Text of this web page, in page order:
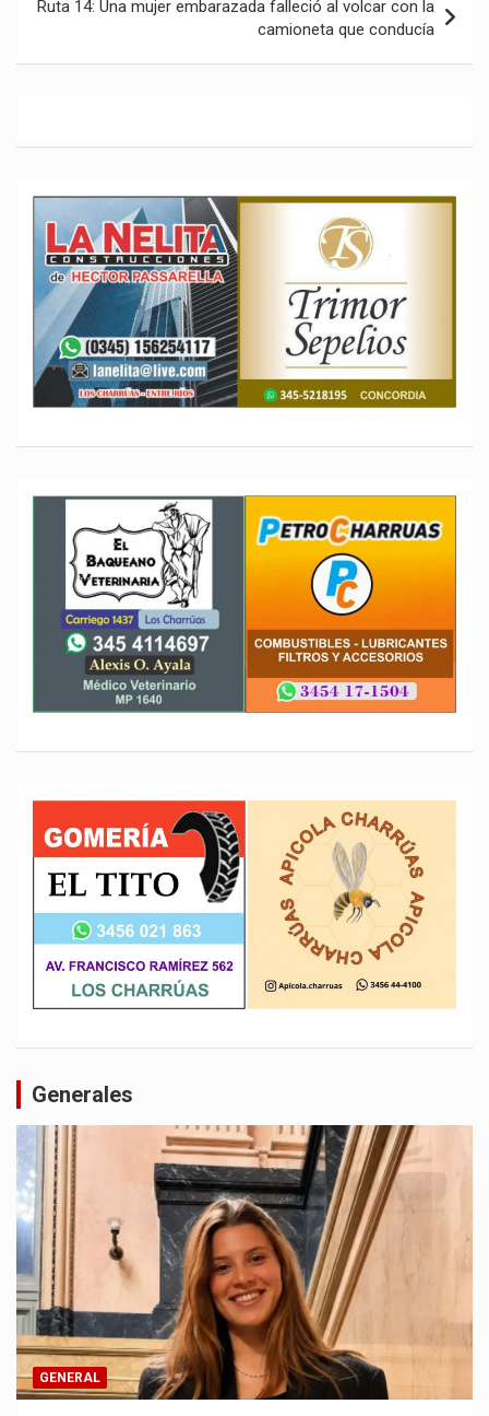
Ruta 14: Una mujer embarazada falleció al volcar con la
camioneta que conducía
Generales
GENERAL